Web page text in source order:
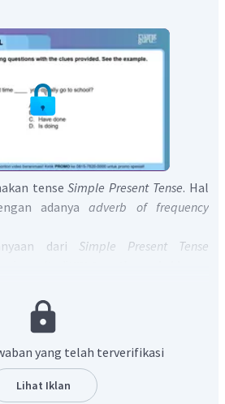
tenseSimple Present Tense. Hal
adanyaadverb of frequency
dari Simple Present Tense
kata ganti subjek
Dengan demikian,
do .
yang telah terverifikasi
Lihat Iklan